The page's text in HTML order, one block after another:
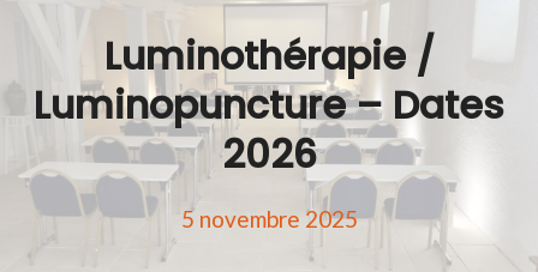
Luminothérapie /
Luminopuncture – Dates
2026
5 novembre 2025